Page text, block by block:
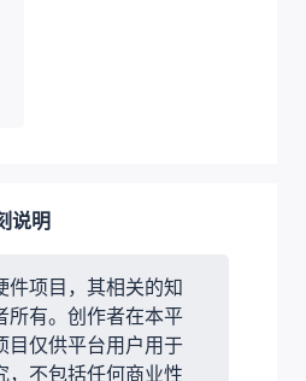
说明
件项目，其相关的知
所有。创作者在本平
目仅供平台用户用于
，不包括任何商业性